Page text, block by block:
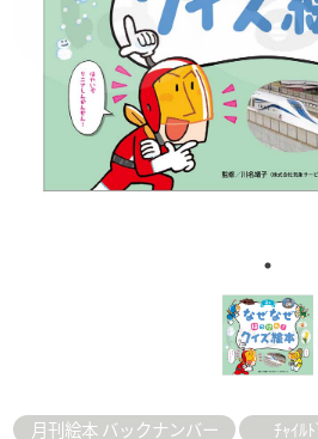
月刊絵本 バックナンバー
ﾁｬｲﾙ